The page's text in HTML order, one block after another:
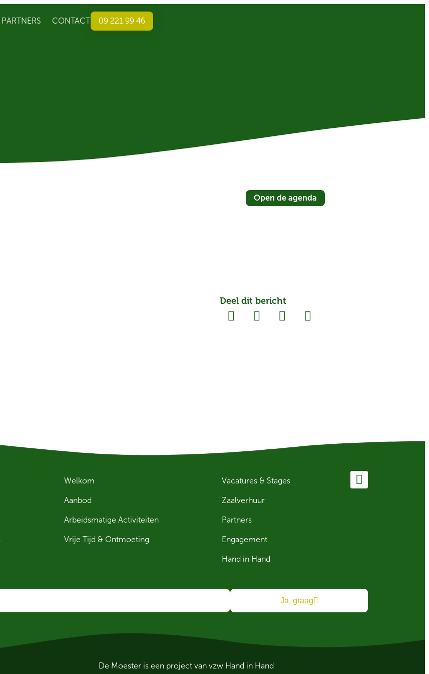
PARTNERS CONTACT 09 221 99 46
Open de agenda
Deel dit bericht
Welkom
Aanbod
Arbeidsmatige Activiteiten
Vrije Tijd & Ontmoeting
Vacatures & Stages
Zaalverhuur
Partners
Engagement
Hand in Hand
Ja, graag
De Moester is een project van vzw Hand in Hand